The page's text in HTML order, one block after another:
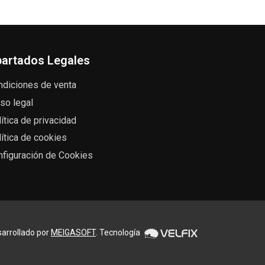
Legales
de venta
legal
de privacidad
de cookies
de Cookies
por MEIGASOFT. Tecnología